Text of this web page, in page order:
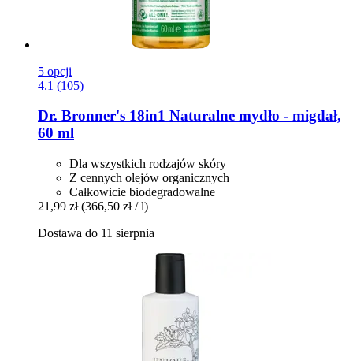
5 opcji
4.1 (105)
Dr. Bronner's 18in1 Naturalne mydło -​ migdał,
60 ml
Dla wszystkich rodzajów skóry
Z cennych olejów organicznych
Całkowicie biodegradowalne
21,99 zł (366,50 zł / l)
Dostawa do 11 sierpnia